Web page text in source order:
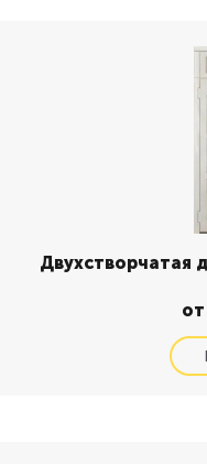
Двухстворчатая